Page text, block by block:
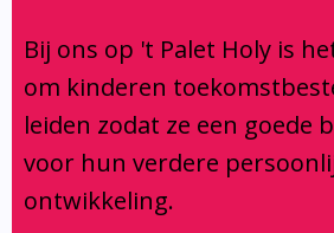
Verbouwing
Aanmelden
Bij ons op 't Palet Holy is
om kinderen
leiden zodat ze een goede
voor hun verdere
ontwikkeling.